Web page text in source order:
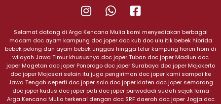
@jualjoper0823
3759
9000
Sumber
Rejeki
Farm
Selamat datang di Arga Kencana Mulia kami menyediakan berbagai
macam doc ayam kampung doc joper doc kub doc ulu itik bebek hibrida
bebek peking dan ayam bebek unggas hingga telur kampung horen horn di
wilayah Jawa Timur khususnya doc joper Tuban doc joper Madiun doc
joper Magetan doc joper Ponorogo doc joper Surabaya doc joper Mojokerto
doc joper Mojosari selain itu juga pengiriman doc joper kami sampai ke
Jawa Tengah seperti doc joper solo doc joper klaten doc joper semarang
doc joper kudus doc joper pati doc joper purwodadi sudah sejak lama
Arga Kencana Mulia terkenal dengan doc SRF daerah doc joper Jogja doc